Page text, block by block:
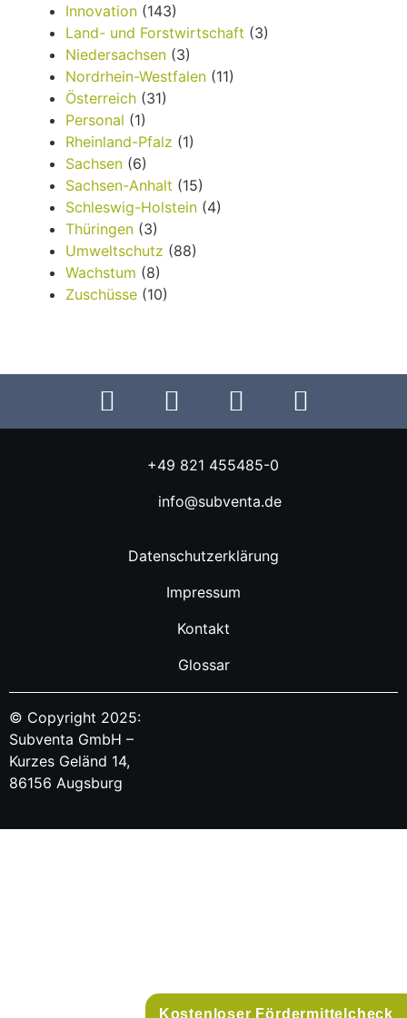
Innovation (143)
Land- und Forstwirtschaft (3)
Niedersachsen (3)
Nordrhein-Westfalen (11)
Österreich (31)
Personal (1)
Rheinland-Pfalz (1)
Sachsen (6)
Sachsen-Anhalt (15)
Schleswig-Holstein (4)
Thüringen (3)
Umweltschutz (88)
Wachstum (8)
Zuschüsse (10)
Kostenloser Fördermittelcheck
+49 821 455485-0
info@subventa.de
Datenschutzerklärung
Impressum
Kontakt
Glossar
© Copyright 2025:
Subventa GmbH –
Kurzes Geländ 14,
86156 Augsburg